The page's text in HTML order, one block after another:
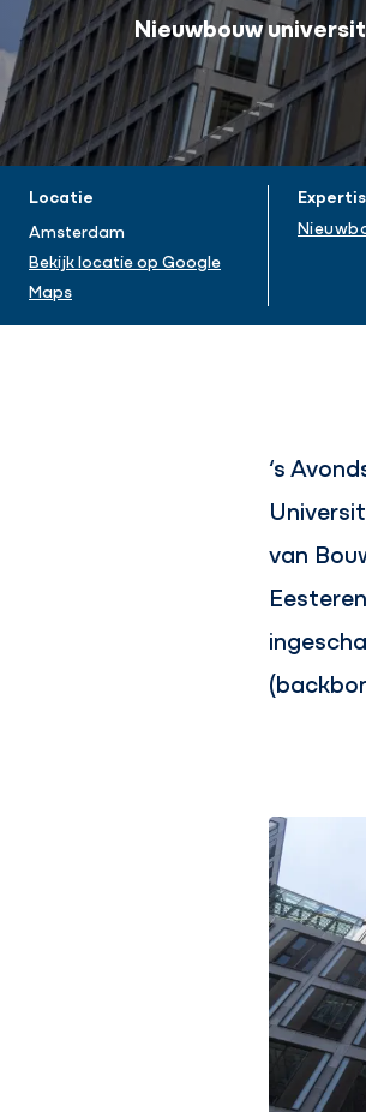
Nieuwbouw
Projectinformatie
Locatie
Amsterdam
Bekijk locatie op Google
Maps
‘s
van